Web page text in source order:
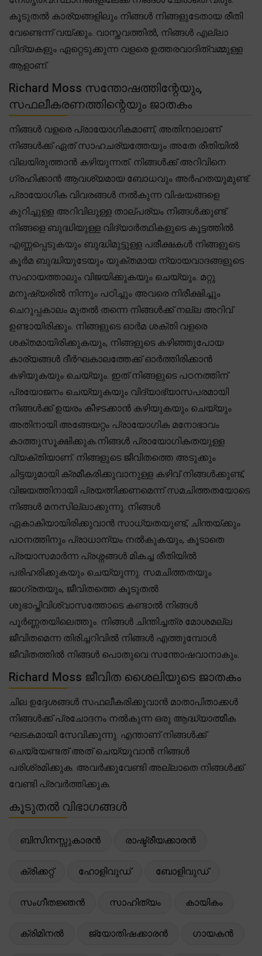
കൂടുതൽ കാര്യങ്ങളിലും നിങ്ങൾ നിങ്ങളുടേതായ രീതി
വേണ്ടെന്ന് വയ്ക്കും. വാസ്തവത്തിൽ, നിങ്ങൾ എല്ലാ
വിദ്യകളും ഏറ്റെടുക്കുന്ന വളരെ ഉത്തരവാദിത്വമ്മുള്ള
ആളാണ്.
Richard Moss സന്തോഷത്തിന്റേയും,
സഫലീകരണത്തിന്റെയും ജാതകം
നിങ്ങൾ വളരെ പ്രായോഗികമാണ്, അതിനാലാണ്
നിങ്ങൾക്ക് ഏത് സാഹചര്യത്തേയും അതേ രീതിയിൽ
വിലയിരുത്താൻ കഴിയുന്നത്. നിങ്ങൾക്ക് അറിവിനെ
ഗ്രഹിക്കാൻ ആവശ്യമായ ബോധവും അർഹതയുമുണ്ട്.
പ്രായോഗിക വിവരങ്ങൾ നൽകുന്ന വിഷയങ്ങളെ
കുറിച്ചുള്ള അറിവിലുള്ള താല്പര്യം നിങ്ങൾക്കുണ്ട്.
നിങ്ങളെ ബുദ്ധിയുള്ള വിദ്യാർത്ഥികളുടെ കൂട്ടത്തിൽ
എണ്ണപ്പെടുകയും ബുദ്ധിമുട്ടുള്ള പരീക്ഷകൾ നിങ്ങളുടെ
കൂർമ ബുദ്ധിയുടേയും യുക്തമായ ന്യായവാദങ്ങളുടെ
സഹായത്താലും വിജയിക്കുകയും ചെയ്യും. മറ്റു
മനുഷ്യരിൽ നിന്നും പഠിച്ചും അവരെ നിരീക്ഷിച്ചും
ചെറുപ്പകാലം മുതൽ തന്നെ നിങ്ങൾക്ക് നല്ല അറിവ്
ഉണ്ടായിരിക്കും. നിങ്ങളുടെ ഓർമ ശക്തി വളരെ
ശക്തമായിരിക്കുകയും, നിങ്ങളുടെ കഴിഞ്ഞുപോയ
കാര്യങ്ങൾ ദീർഘകാലത്തേക്ക് ഓർത്തിരിക്കാൻ
കഴിയുകയും ചെയ്യും. ഇത് നിങ്ങളുടെ പഠനത്തിന്
പ്രയോജനം ചെയ്യുകയും വിദ്യാഭ്യാസപരമായി
നിങ്ങൾക്ക് ഉയരം കീഴടക്കാൻ കഴിയുകയും ചെയ്യും
അതിനായി അങ്ങേയറ്റം പ്രായോഗിക മനോഭാവം
കാത്തുസൂക്ഷിക്കുക.നിങ്ങൾ പ്രായോഗികതയുള്ള
വ്യക്തിയാണ്. നിങ്ങളുടെ ജീവിതത്തെ അടുക്കും
ചിട്ടയുമായി ക്രമീകരിക്കുവാനുള്ള കഴിവ് നിങ്ങൾക്കുണ്ട്,
വിജയത്തിനായി പ്രയത്നിക്കണമെന്ന് സമചിത്തതയോടെ
നിങ്ങൾ മനസില്ലാക്കുന്നു. നിങ്ങൾ
ഏകാകിയായിരിക്കുവാൻ സാധ്യതയുണ്ട്, ചിന്തയ്ക്കും
പഠനത്തിനും പ്രാധാന്യം നൽകുകയും, കൂടാതെ
പ്രയാസമാർന്ന പ്രശ്നങ്ങൾ മികച്ച രീതിയിൽ
പരിഹരിക്കുകയും ചെയ്യുന്നു. സമചിത്തതയും
ജാഗ്രതയും, ജീവിതത്തെ കൂടുതൽ
ശുഭാപ്തിവിശ്വാസത്തോടെ കണ്ടാൽ നിങ്ങൾ
പൂർണ്ണതയിലെത്തും. നിങ്ങൾ ചിന്തിച്ചത്ര മോശമല്ല
ജീവിതമെന്ന തിരിച്ചറിവിൽ നിങ്ങൾ എത്തുമ്പോൾ
ജീവിതത്തിൽ നിങ്ങൾ പൊതുവെ സന്തോഷവാനാകും.
Richard Moss ജീവിത ശൈലിയുടെ ജാതകം
ചില ഉദ്ദേശങ്ങൾ സഫലീകരിക്കുവാൻ മാതാപിതാക്കൾ
നിങ്ങൾക്ക് പ്രചോദനം നൽകുന്ന ഒരു ആദ്ധ്യാത്മീക
ഘടകമായി സേവിക്കുന്നു. എന്താണ് നിങ്ങൾക്ക്
ചെയ്യേണ്ടത് അത് ചെയ്യുവാൻ നിങ്ങൾ
പരിശ്രമിക്കുക. അവർക്കുവേണ്ടി അല്ലാതെ നിങ്ങൾക്ക്
വേണ്ടി പ്രവർത്തിക്കുക.
കൂടുതൽ വിഭാഗങ്ങൾ
ബിസിനസ്സുകാരൻ രാഷ്ട്രീയക്കാരൻ
ക്രിക്കറ്റ് ഹോളിവുഡ് ബോളിവുഡ്
സംഗീതജ്ഞൻ സാഹിത്യം കായികം
ക്രിമിനൽ ജ്യോതിഷക്കാരൻ ഗായകൻ